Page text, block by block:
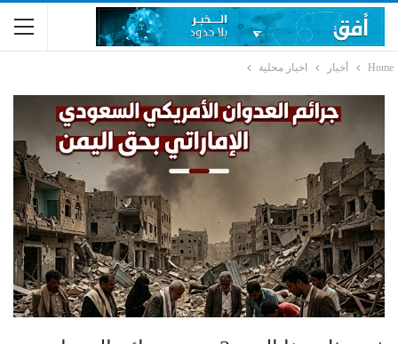
Home أخبار اخبار محلية